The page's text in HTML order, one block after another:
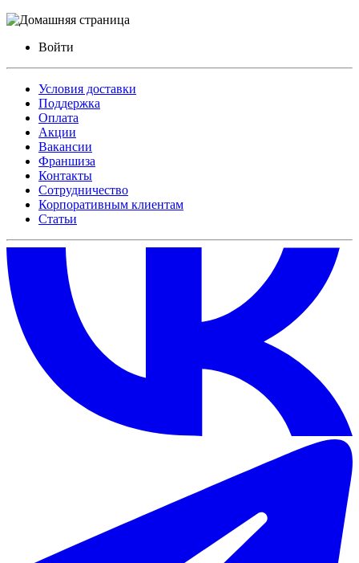
Войти
Условия доставки
Поддержка
Оплата
Акции
Вакансии
Франшиза
Контакты
Сотрудничество
Корпоративным клиентам
Статьи